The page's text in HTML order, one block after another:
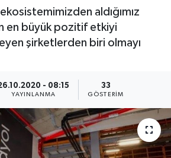
aldığımız
en büyük pozitif etkiyi
şirketlerden biri olmayı
- 08:15
YAYINLANMA
33
GÖSTERIM